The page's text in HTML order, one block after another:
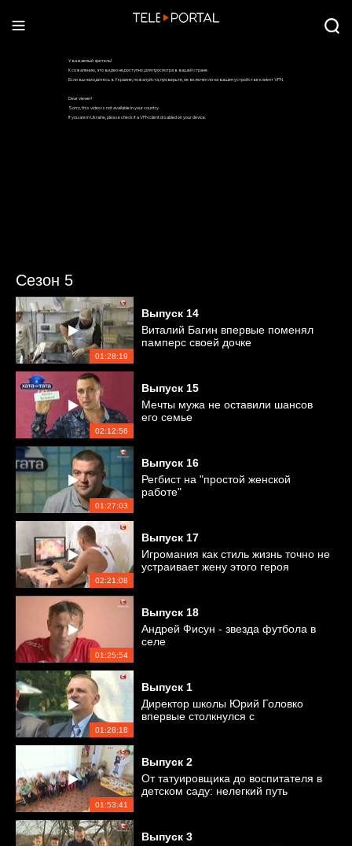
Сезон 5
01:28:19
Выпуск 14
Виталий Багин впервые поменял
памперс своей дочке
02:12:56
Выпуск 15
Мечты мужа не оставили шансов
его семье
01:27:03
Выпуск 16
Регбист на "простой женской
работе"
02:21:08
Выпуск 17
Игромания как стиль жизнь точно не
устраивает жену этого героя
01:25:54
Выпуск 18
Андрей Фисун - звезда футбола в
селе
01:28:18
Выпуск 1
Директор школы Юрий Головко
впервые столкнулся с
01:53:41
Выпуск 2
От татуировщика до воспитателя в
детском саду: нелегкий путь
Выпуск 3